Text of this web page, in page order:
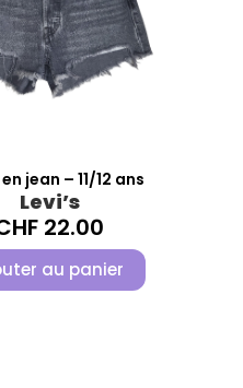
jean – 11/12 ans
Levi’s
22.00
au panier